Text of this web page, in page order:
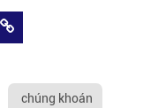
chúng khoán